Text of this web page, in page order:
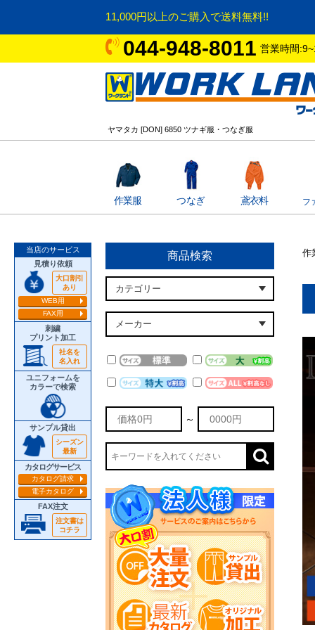
11,000円以上のご購入で送料無料!!
044-948-8011 営業時間
ヤマタカ [DON] 6850 ツナギ服・つなぎ服
作業服 つなぎ 鳶衣料 フ
当店のサービス
見積り依頼
大口割引
あり
WEB用
FAX用
刺繍
プリント加工
社名を
名入れ
ユニフォームを
カラーで検索
サンプル貸出
シーズン
最新
カタログサービス
カタログ請求
電子カタログ
FAX注文
注文書は
コチラ
商品検索
～
作